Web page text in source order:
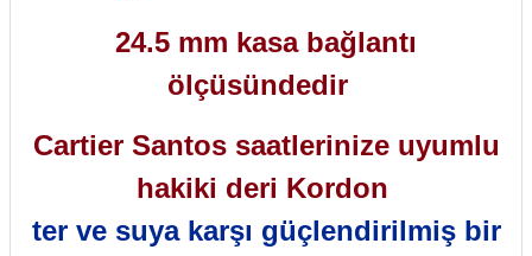
24.5 mm kasa bağlantı
ölçüsündedir
Cartier Santos saatlerinize uyumlu
hakiki deri Kordon
ter ve suya karşı güçlendirilmiş bir